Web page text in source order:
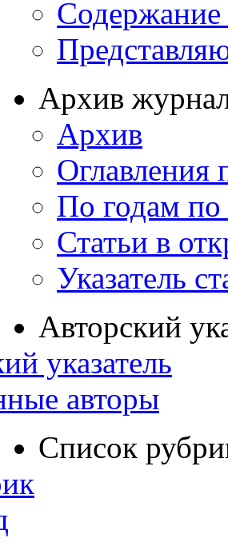
Содержание
Архив
Архив
Оглавления
По годам по
Статьи в
Указатель
Авторский
указатель
авторы
Список